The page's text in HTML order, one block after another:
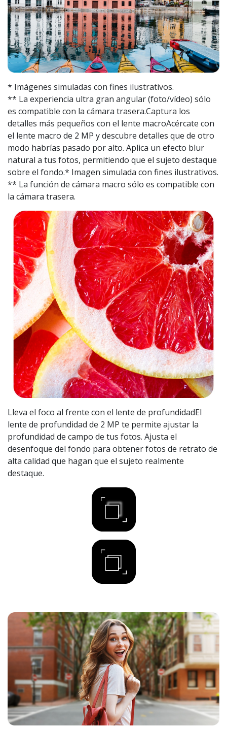
* Imágenes simuladas con fines ilustrativos.
** La experiencia ultra gran angular (foto/vídeo) sólo
es compatible con la cámara trasera.Captura los
detalles más pequeños con el lente macroAcércate con
el lente macro de 2 MP y descubre detalles que de otro
modo habrías pasado por alto. Aplica un efecto blur
natural a tus fotos, permitiendo que el sujeto destaque
sobre el fondo.* Imagen simulada con fines ilustrativos.
** La función de cámara macro sólo es compatible con
la cámara trasera.
Lleva el foco al frente con el lente de profundidadEl
lente de profundidad de 2 MP te permite ajustar la
profundidad de campo de tus fotos. Ajusta el
desenfoque del fondo para obtener fotos de retrato de
alta calidad que hagan que el sujeto realmente
destaque.